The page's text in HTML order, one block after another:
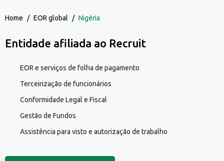
Home / EOR global / Nigéria
Entidade afiliada ao Recruit
EOR e serviços de folha de pagamento
Terceirização de funcionários
Conformidade Legal e Fiscal
Gestão de Fundos
Assistência para visto e autorização de trabalho